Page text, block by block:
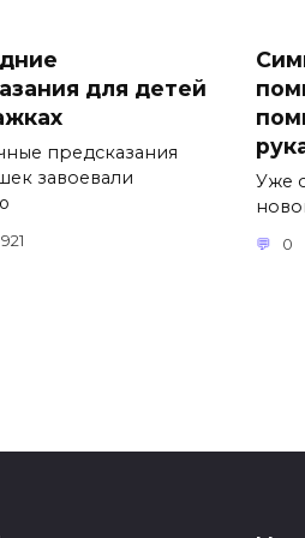
для детей
предсказания
завоевали
921
Уже
0
Иришка):